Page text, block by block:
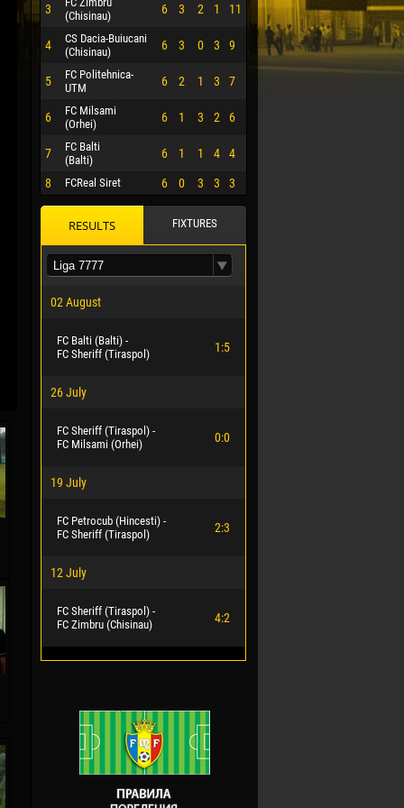
3
(Chisinau)
6 3 2 1 11
4
CS Dacia-Buiucani
(Chisinau)
6 3 0 3 9
5
FC Politehnica-
UTM
6 2 1 3 7
6
FC Milsami
(Orhei)
6 1 3 2 6
7
FC Balti
(Balti)
6 1 1 4 4
8 FCReal Siret 6 0 3 3 3
RESULTS FIXTURES
02 August
FC Balti (Balti) -
FC Sheriff (Tiraspol)
1:5
26 July
FC Sheriff (Tiraspol) -
FC Milsami (Orhei)
0:0
19 July
FC Petrocub (Hincesti) -
FC Sheriff (Tiraspol)
2:3
12 July
FC Sheriff (Tiraspol) -
FC Zimbru (Chisinau)
4:2